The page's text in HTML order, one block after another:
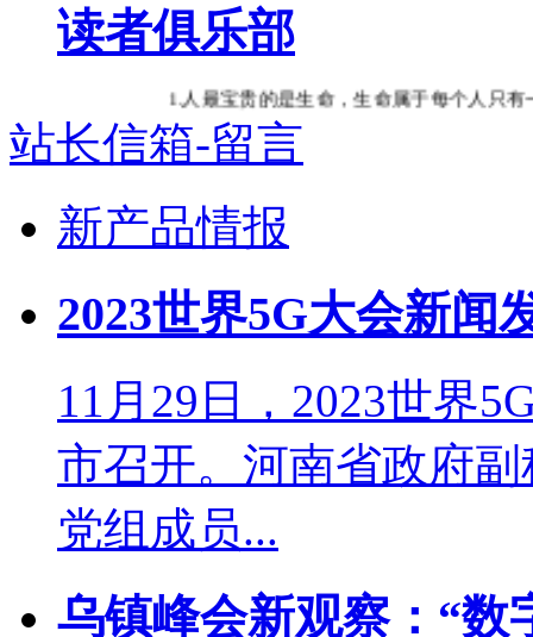
读者俱乐部
1.人最宝贵的是生命，生命属于每个人只有
站长信箱-留言
新产品情报
2023世界5G大会新闻
11月29日，2023世界
市召开。河南省政府
党组成员...
乌镇峰会新观察：“数